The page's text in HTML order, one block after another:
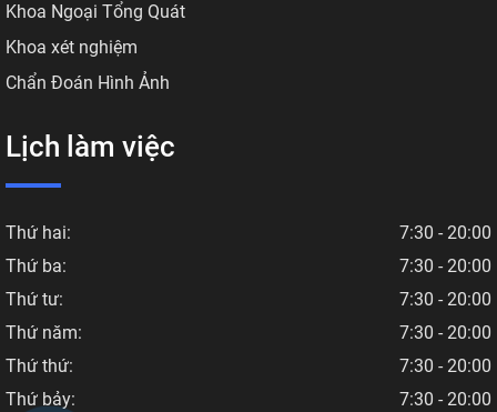
Khoa Ngoại Tổng Quát
Khoa xét nghiệm
Chẩn Đoán Hình Ảnh
Lịch làm việc
Thứ hai:
7:30 - 20:00
Thứ ba:
7:30 - 20:00
Thứ tư:
7:30 - 20:00
Thứ năm:
7:30 - 20:00
Thứ thứ:
7:30 - 20:00
Thứ bảy:
7:30 - 20:00